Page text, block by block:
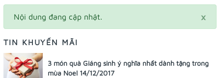
×
Nội dung đang cập nhật.
TIN KHUYẾN MÃI
3 món quà Giáng sinh ý nghĩa nhất dành tặng trong
mùa Noel 14/12/2017